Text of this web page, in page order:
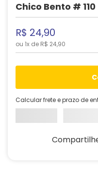
Chico Bento # 110
R$ 24,90
ou 1x de R$ 24,90
Calcular frete e prazo de